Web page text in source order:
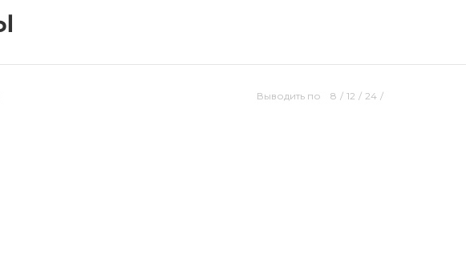
Выводить по 8 / 12 / 24 /